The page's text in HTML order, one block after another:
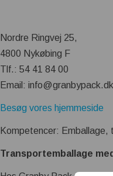
Nordre Ringvej 25,
4800 Nykøbing F
Tlf.: 54 41 84 00
Email: info@granbypack.dk
Besøg vores hjemmeside
Kompetencer: Emballage,
Transportemballage